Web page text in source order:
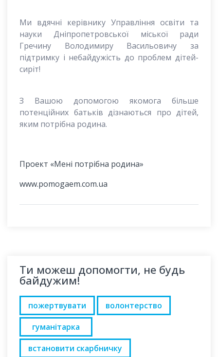
Ми вдячні керівнику Управління освіти та
науки Дніпропетровської міської ради
Гречину Володимиру Васильовичу за
підтримку і небайдужість до проблем дітей-
сиріт!
З Вашою допомогою якомога більше
потенційних батьків дізнаються про дітей,
яким потрібна родина.
Проект «Мені потрібна родина»
www.pomogaem.com.ua
Ти можеш допомогти, не будь
байдужим!
пожертвувати
волонтерство
гуманітарка
встановити скарбничку